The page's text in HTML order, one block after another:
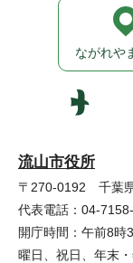
流山市役所
〒270-0192 千葉
代表電話：04-
開庁時間：午前8
曜日、祝日、年末
ながれや